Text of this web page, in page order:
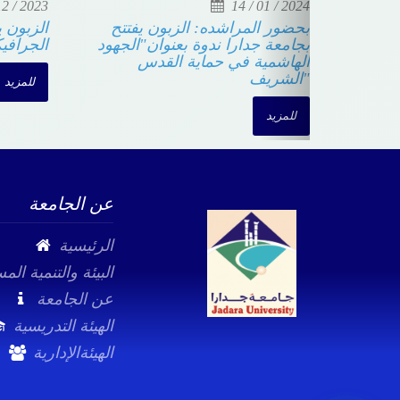
بحضور المراشده:
بجامعة جدارا ندوة
الهاشمية في حماية
30 / 01 / 2024
جامعةجدارا والمركز الجغرافي
الملكي يوقعان مذكرة تفاهم
عن الجامعة
الرئيسية
البيئة والتنمية
عن الجامعة
الهيئة التدريسية
الهيئةالإدارية